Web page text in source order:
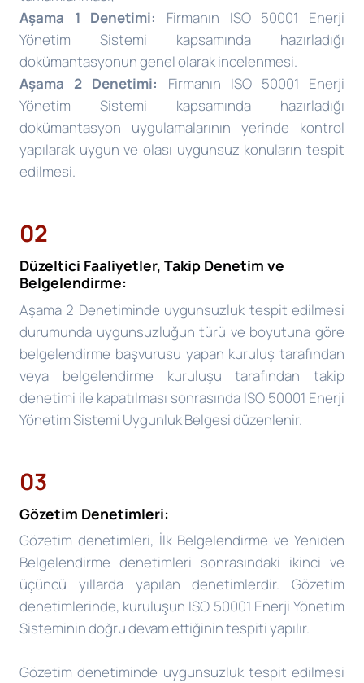
Aşama 1 Denetimi:
Firmanın ISO 50001 Enerji
Yönetim Sistemi kapsamında hazırladığı
dokümantasyonun genel olarak incelenmesi.
Aşama 2 Denetimi:
Firmanın ISO 50001 Enerji
Yönetim Sistemi kapsamında hazırladığı
dokümantasyon uygulamalarının yerinde kontrol
yapılarak uygun ve olası uygunsuz konuların tespit
edilmesi.
02
Düzeltici Faaliyetler, Takip Denetim ve
Belgelendirme:
Aşama 2 Denetiminde uygunsuzluk tespit edilmesi
durumunda uygunsuzluğun türü ve boyutuna göre
belgelendirme başvurusu yapan kuruluş tarafından
veya belgelendirme kuruluşu tarafından takip
denetimi ile kapatılması sonrasında ISO 50001 Enerji
Yönetim Sistemi Uygunluk Belgesi düzenlenir.
03
Gözetim Denetimleri:
Gözetim denetimleri, İlk Belgelendirme ve Yeniden
Belgelendirme denetimleri sonrasındaki ikinci ve
üçüncü yıllarda yapılan denetimlerdir. Gözetim
denetimlerinde, kuruluşun ISO 50001 Enerji Yönetim
Sisteminin doğru devam ettiğinin tespiti yapılır.
Gözetim denetiminde uygunsuzluk tespit edilmesi